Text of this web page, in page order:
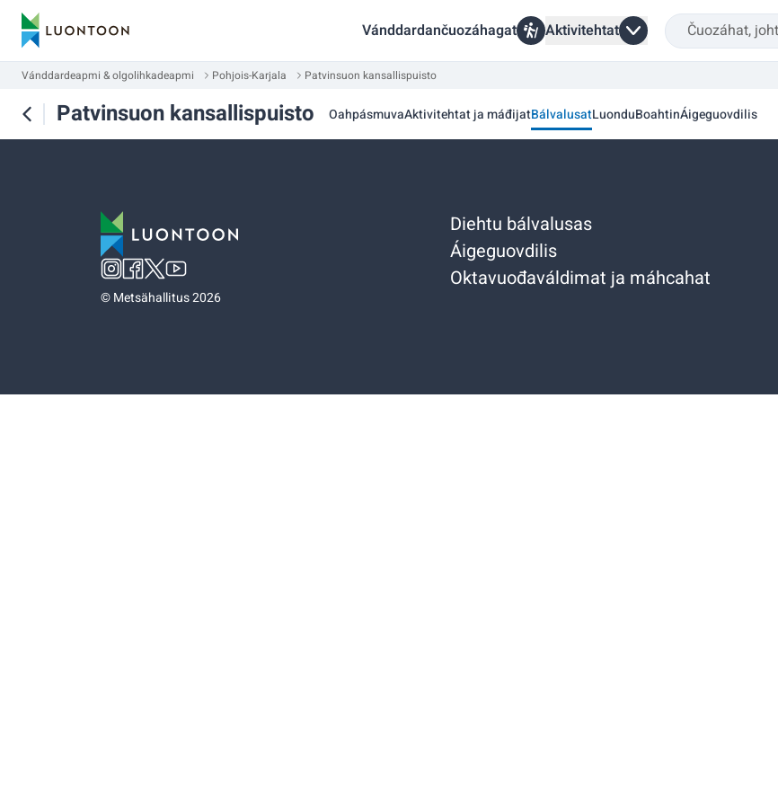
Vánddardančuozáhagat Aktivitehtat
Vánddardeapmi & olgolihkadeapmi Pohjois-Karjala Patvinsuon kansallispuisto
Patvinsuon kansallispuisto OahpásmuvaAktivitehtat ja máđijatBálvalusatLuonduBoahtinÁigeguovdilis
©Metsähallitus 2026
Diehtu bálvalusas
Áigeguovdilis
Oktavuođaváldimat ja máhcahat